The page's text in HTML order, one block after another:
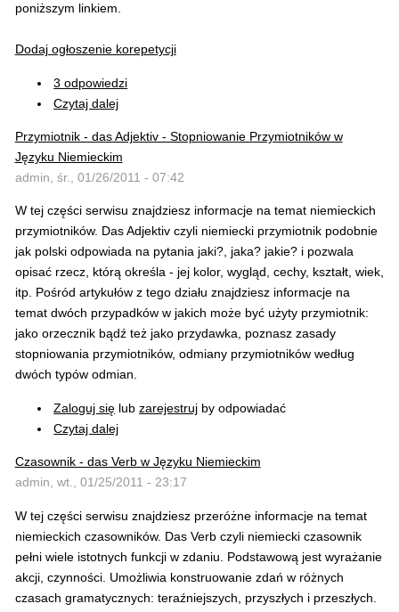
poniższym linkiem.
Dodaj ogłoszenie korepetycji
3 odpowiedzi
Czytaj dalej
Przymiotnik - das Adjektiv - Stopniowanie Przymiotników w
Języku Niemieckim
admin, śr., 01/26/2011 - 07:42
W tej części serwisu znajdziesz informacje na temat niemieckich
przymiotników. Das Adjektiv czyli niemiecki przymiotnik podobnie
jak polski odpowiada na pytania jaki?, jaka? jakie? i pozwala
opisać rzecz, którą określa - jej kolor, wygląd, cechy, kształt, wiek,
itp. Pośród artykułów z tego działu znajdziesz informacje na
temat dwóch przypadków w jakich może być użyty przymiotnik:
jako orzecznik bądź też jako przydawka, poznasz zasady
stopniowania przymiotników, odmiany przymiotników według
dwóch typów odmian.
Zaloguj się lubzarejestruj by odpowiadać
Czytaj dalej
Czasownik - das Verb w Języku Niemieckim
admin, wt., 01/25/2011 - 23:17
W tej części serwisu znajdziesz przeróżne informacje na temat
niemieckich czasowników. Das Verb czyli niemiecki czasownik
pełni wiele istotnych funkcji w zdaniu. Podstawową jest wyrażanie
akcji, czynności. Umożliwia konstruowanie zdań w różnych
czasach gramatycznych: teraźniejszych, przyszłych i przeszłych.